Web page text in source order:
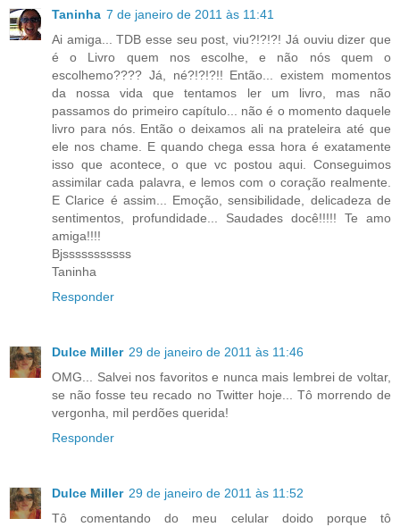
Taninha 7 de janeiro de 2011 às 11:41
Ai amiga... TDB esse seu post, viu?!?!?! Já ouviu dizer que
é o Livro quem nos escolhe, e não nós quem o
escolhemo???? Já, né?!?!?!! Então... existem momentos
da nossa vida que tentamos ler um livro, mas não
passamos do primeiro capítulo... não é o momento daquele
livro para nós. Então o deixamos ali na prateleira até que
ele nos chame. E quando chega essa hora é exatamente
isso que acontece, o que vc postou aqui. Conseguimos
assimilar cada palavra, e lemos com o coração realmente.
E Clarice é assim... Emoção, sensibilidade, delicadeza de
sentimentos, profundidade... Saudades docê!!!!! Te amo
amiga!!!!
Bjsssssssssss
Taninha
Responder
Dulce Miller 29 de janeiro de 2011 às 11:46
OMG... Salvei nos favoritos e nunca mais lembrei de voltar,
se não fosse teu recado no Twitter hoje... Tô morrendo de
vergonha, mil perdões querida!
Responder
Dulce Miller 29 de janeiro de 2011 às 11:52
Tô comentando do meu celular doido porque tô